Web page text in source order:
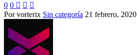
0 0   
Por vorterix Sin categoría 21 febrero, 2020